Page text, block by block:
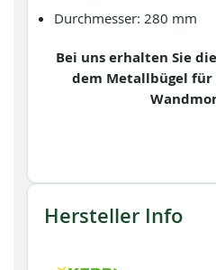
Durchmesser: 280 mm
Bei uns erhalten Sie
dem Metallbügel für
Hersteller Info